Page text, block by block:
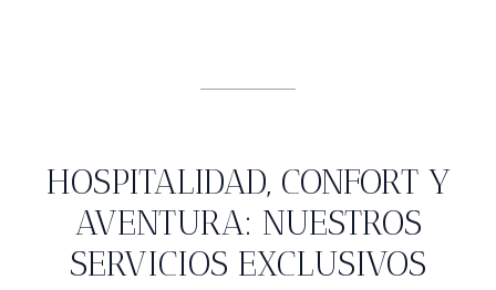
HOSPITALIDAD, CONFORT Y
AVENTURA: NUESTROS
SERVICIOS EXCLUSIVOS